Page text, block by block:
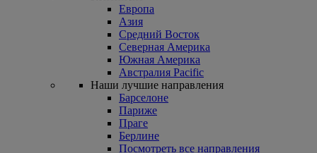
Европа
Азия
Средний Восток
Северная Америка
Южная Америка
Австралия Pacific
Наши лучшие направления
Барселоне
Париже
Праге
Берлине
Посмотреть все направления